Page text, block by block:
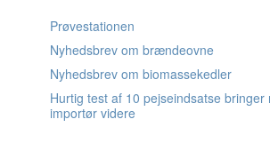
Prøvestationen
Nyhedsbrev om brændeovne
Nyhedsbrev om biomassekedler
Hurtig test af 10 pejseindsatse bringer
importør videre